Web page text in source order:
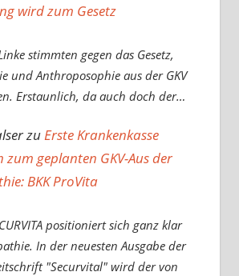
wird zum Gesetz
stimmten gegen das Gesetz,
und Anthroposophie aus der GKV
Erstaunlich, da auch doch der…
zuErste Krankenkasse
zum geplanten GKV-Aus der
BKK ProVita
positioniert sich ganz klar
In der neuesten Ausgabe der
"Securvital" wird der von